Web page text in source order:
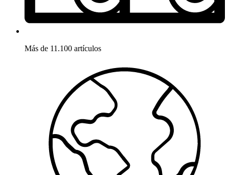
Más de 11.100 artículos